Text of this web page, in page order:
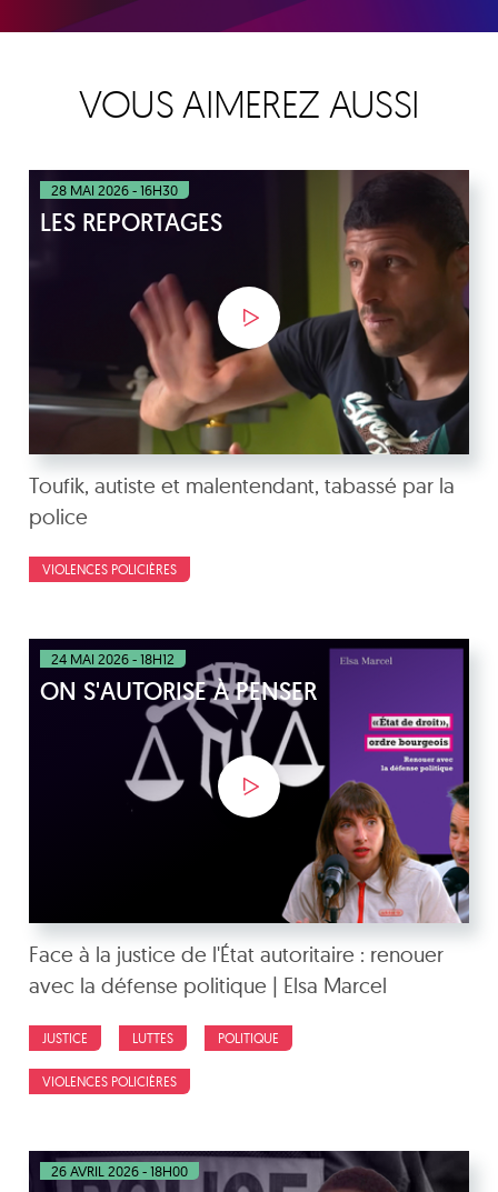
VOUS AIMEREZ AUSSI
28 MAI 2026 - 16H30
LES REPORTAGES
Toufik, autiste et malentendant, tabassé par la
police
VIOLENCES POLICIÈRES
24 MAI 2026 - 18H12
ON S'AUTORISE À PENSER
Face à la justice de l'État autoritaire : renouer
avec la défense politique | Elsa Marcel
JUSTICE LUTTES POLITIQUE
VIOLENCES POLICIÈRES
26 AVRIL 2026 - 18H00